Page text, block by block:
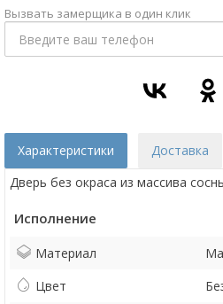
Вызвать замерщика в один клик
Характеристики Доставка
Дверь без окраса из массива
Исполнение
Материал
Цвет